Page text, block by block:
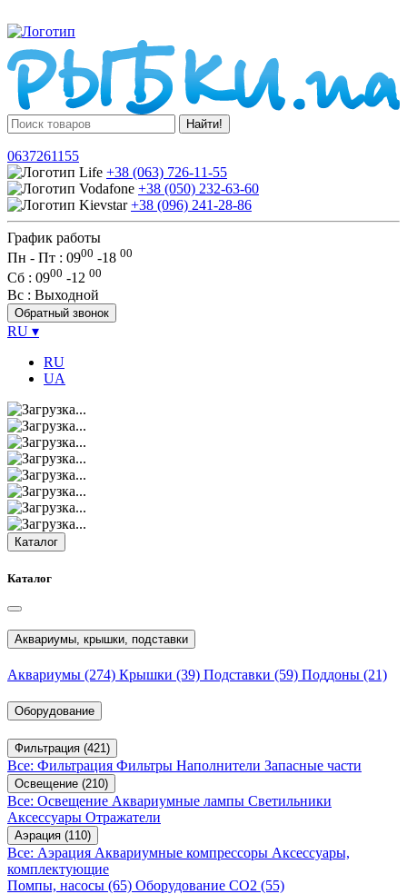
Найти!
0637261155
+38 (063) 726-11-55
+38 (050) 232-63-60
+38 (096) 241-28-86
График работы
Пн - Пт : 0900 -18 00
Сб : 0900 -12 00
Вс : Выходной
Обратный звонок
RU ▾
RU
UA
Каталог
Каталог
Аквариумы, крышки, подставки
Аквариумы (274) Крышки (39) Подставки (59) Поддоны (21)
Оборудование
Фильтрация (421)
Все: Фильтрация Фильтры Наполнители Запасные части
Освещение (210)
Все: Освещение Аквариумные лампы Светильники
Аксессуары Отражатели
Аэрация (110)
Все: Аэрация Аквариумные компрессоры Аксессуары,
комплектующие
Помпы, насосы (65) Оборудование CO2 (55)